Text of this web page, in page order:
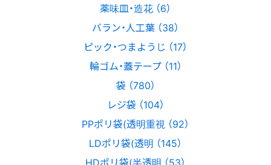
薬味皿・造花 （6）
バラン・人工葉 （38）
ピック・つまようじ （17）
輪ゴム・蓋テープ （11）
袋 （780）
レジ袋 （104）
PPポリ袋(透明重視 （92）
LDポリ袋(透明 （145）